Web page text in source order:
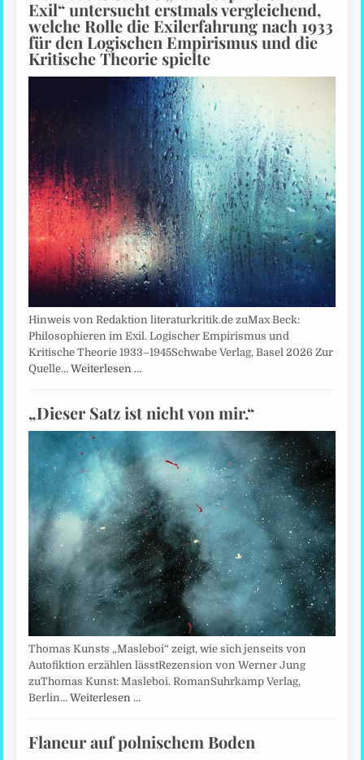
Exil“ untersucht erstmals vergleichend,
welche Rolle die Exilerfahrung nach 1933
für den Logischen Empirismus und die
Kritische Theorie spielte
Hinweis von Redaktion literaturkritik.de zuMax Beck:
Philosophieren im Exil. Logischer Empirismus und
Kritische Theorie 1933–1945Schwabe Verlag, Basel 2026 Zur
Quelle…Weiterlesen …
„Dieser Satz ist nicht von mir.“
Thomas Kunsts „Masleboi“ zeigt, wie sich jenseits von
Autofiktion erzählen lässtRezension von Werner Jung
zuThomas Kunst: Masleboi. RomanSuhrkamp Verlag,
Berlin…Weiterlesen …
Flaneur auf polnischem Boden